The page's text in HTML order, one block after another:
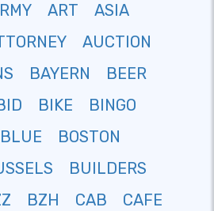
ART
ASIA
AUCTION
BAYERN
BEER
BIKE
BINGO
BLUE
BOSTON
BUILDERS
BZH CAB
CAFE